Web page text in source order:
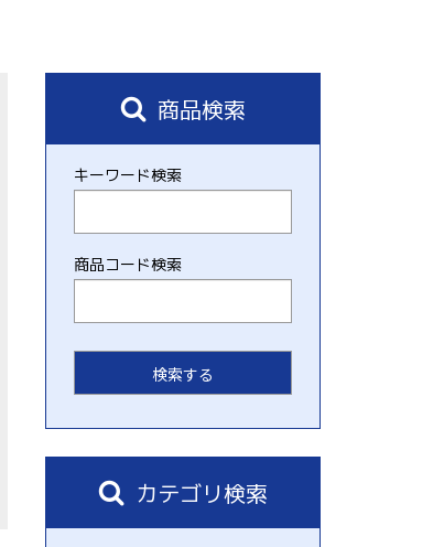
商品検索
キーワード検索
商品コード検索
カテゴリ検索